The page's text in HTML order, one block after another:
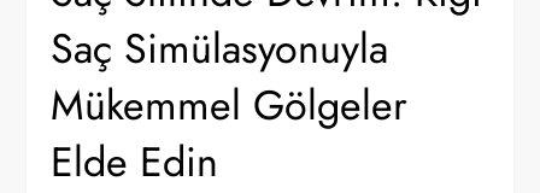
Saç Simülasyonuyla
Mükemmel Gölgeler
Elde Edin